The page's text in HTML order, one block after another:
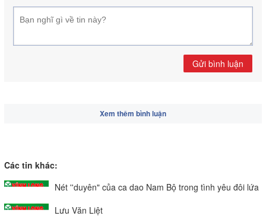
Gửi bình luận
Xem thêm bình luận
Các tin khác:
Nét ''duyên" của ca dao Nam Bộ trong tình yêu đôi lứa
Lưu Văn Liệt